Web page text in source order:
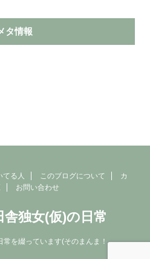
タ情報
てる人 このブログについて
カ
お問い合わせ
独女(仮)の日常
を綴っています(そのまんま！